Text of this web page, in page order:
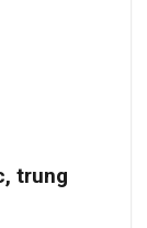
trung